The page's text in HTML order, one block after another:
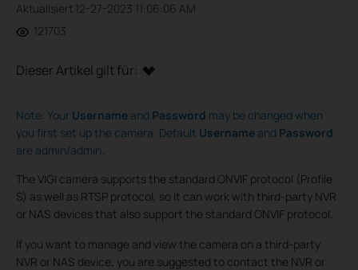
Aktualisiert 12-27-2023 11:06:06 AM
121703
Dieser Artikel gilt für:
Note: Your Username and Password may be changed when
you first set up the camera. Default Username and Password
are admin/admin.
The VIGI camera supports the standard ONVIF protocol (Profile
S) as well as RTSP protocol, so it can work with third-party NVR
or NAS devices that also support the standard ONVIF protocol.
If you want to manage and view the camera on a third-party
NVR or NAS device, you are suggested to contact the NVR or